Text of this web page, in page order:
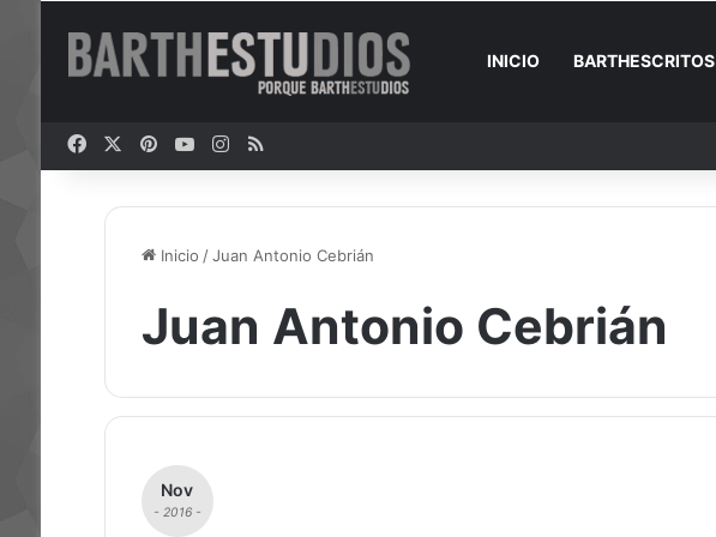
INICIO BARTHESCRITOS
FacebookPinterestYouTubeInstagram
RSS
Inicio /Juan Antonio Cebrián
Juan Antonio Cebrián
Nov
- 2016 -